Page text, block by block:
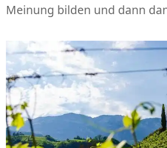
Meinung bilden und dann